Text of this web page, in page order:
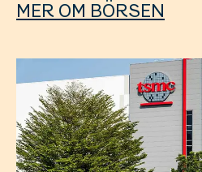
MER OM BÖRSEN